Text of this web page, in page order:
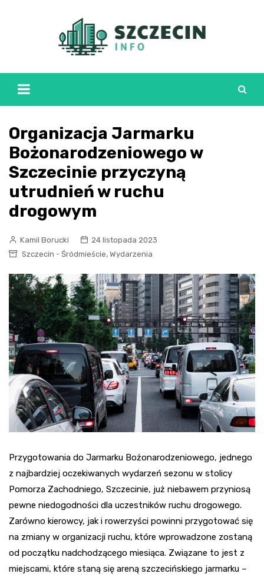
Organizacja Jarmarku
Bożonarodzeniowego w
Szczecinie przyczyną
utrudnień w ruchu
drogowym
Kamil Borucki
24 listopada 2023
Szczecin - Śródmieście, Wydarzenia
Przygotowania do Jarmarku Bożonarodzeniowego, jednego
z najbardziej oczekiwanych wydarzeń sezonu w stolicy
Pomorza Zachodniego, Szczecinie, już niebawem przyniosą
pewne niedogodności dla uczestników ruchu drogowego.
Zarówno kierowcy, jak i rowerzyści powinni przygotować się
na zmiany w organizacji ruchu, które wprowadzone zostaną
od początku nadchodzącego miesiąca. Związane to jest z
miejscami, które staną się areną szczecińskiego jarmarku –